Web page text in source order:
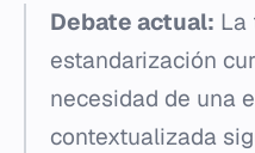
Debate actual: La
estandarización
necesidad de una
contextualizada